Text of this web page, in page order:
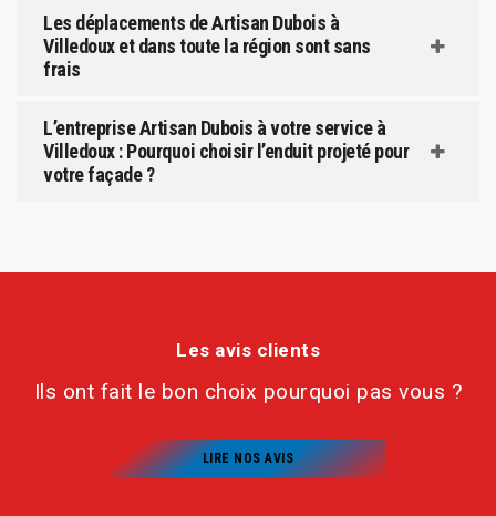
Les déplacements de Artisan Dubois à
Villedoux et dans toute la région sont sans
frais
L’entreprise Artisan Dubois à votre service à
Villedoux : Pourquoi choisir l’enduit projeté pour
votre façade ?
Les avis clients
Ils ont fait le bon choix pourquoi pas vous ?
LIRE NOS AVIS